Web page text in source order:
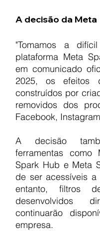
A decisão da Meta
"Tomamos a
plataforma Meta
em comunicado
2025, os efeitos
construídos por
removidos dos
Facebook,
A decisão
ferramentas como
Spark Hub e Meta
de ser acessíveis
entanto, filtros
desenvolvidos
continuarão
empresa.